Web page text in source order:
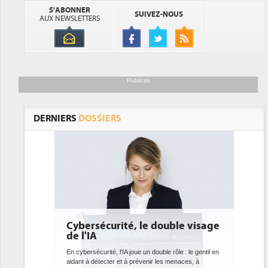
S'ABONNER
AUX NEWSLETTERS
SUIVEZ-NOUS
Publicité
DERNIERS DOSSIERS
le double visage
l'IA joue un double rôle : le gentil en
à détecter et à prévenir les menaces, à
DEE: l'efficacité
bientôt une
datacenters
Des datacenters plus durables et